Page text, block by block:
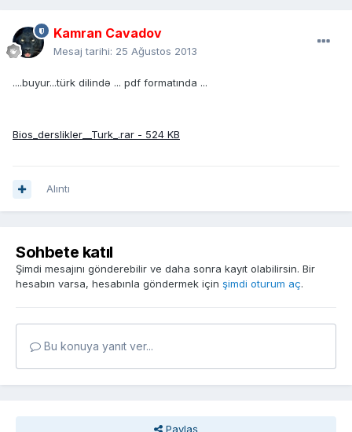
Kamran Cavadov
Mesaj tarihi: 25 Ağustos 2013
....buyur...türk dilində ... pdf formatında ...
Bios_derslikler__Turk_.rar - 524 KB
Alıntı
Sohbete katıl
Şimdi mesajını gönderebilir ve daha sonra kayıt olabilirsin. Bir
hesabın varsa, hesabınla göndermek için şimdi oturum aç.
Bu konuya yanıt ver...
Paylaş